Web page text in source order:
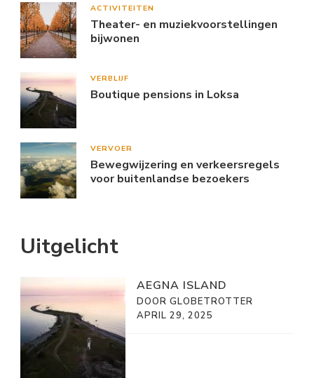
ACTIVITEITEN
Theater- en muziekvoorstellingen
bijwonen
VERBLIJF
Boutique pensions in Loksa
VERVOER
Bewegwijzering en verkeersregels
voor buitenlandse bezoekers
Uitgelicht
AEGNA ISLAND
DOOR GLOBETROTTER
APRIL 29, 2025